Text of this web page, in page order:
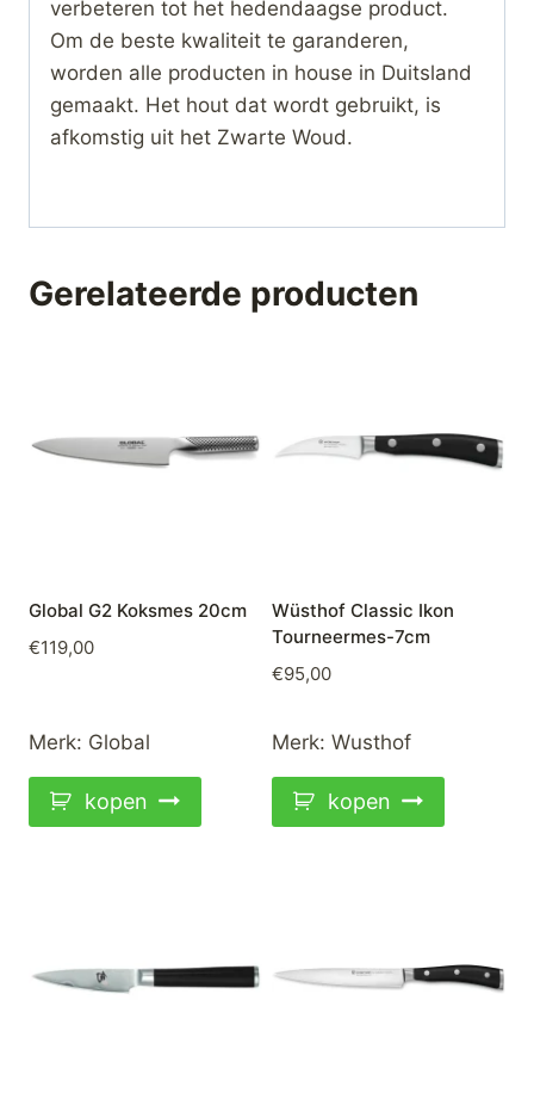
verbeteren tot het hedendaagse product.
Om de beste kwaliteit te garanderen,
worden alle producten in house in Duitsland
gemaakt. Het hout dat wordt gebruikt, is
afkomstig uit het Zwarte Woud.
Gerelateerde producten
Global G2 Koksmes 20cm
€119,00
Merk: Global
kopen
Wüsthof Classic Ikon
Tourneermes-7cm
€95,00
Merk: Wusthof
kopen